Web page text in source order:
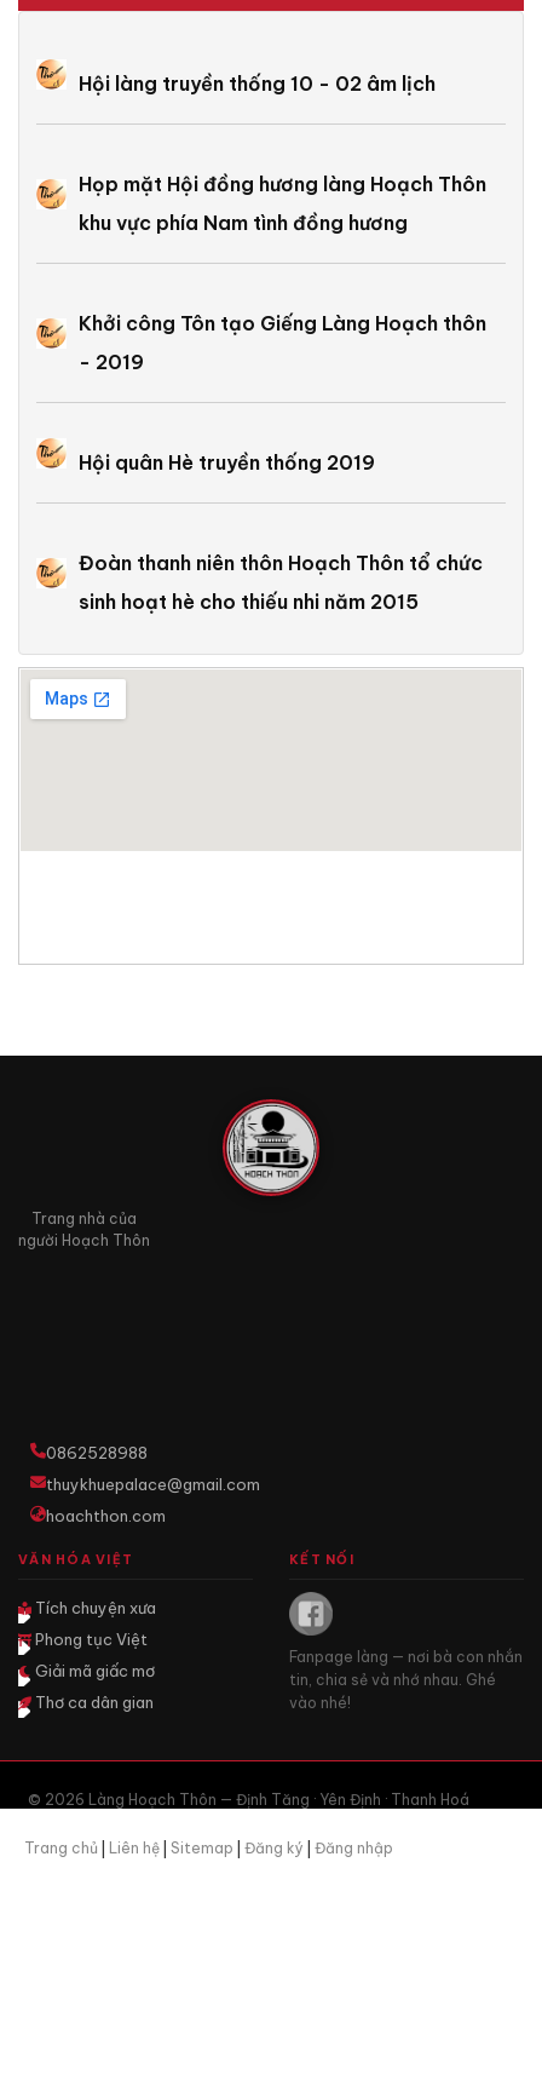
Hội làng truyền thống 10 - 02 âm lịch
Họp mặt Hội đồng hương làng Hoạch Thôn
khu vực phía Nam tình đồng hương
Khởi công Tôn tạo Giếng Làng Hoạch thôn
- 2019
Hội quân Hè truyền thống 2019
Đoàn thanh niên thôn Hoạch Thôn tổ chức
sinh hoạt hè cho thiếu nhi năm 2015
Trang nhà của
người Hoạch Thôn
0862528988
thuykhuepalace@gmail.com
hoachthon.com
VĂN HÓA VIỆT
Tích chuyện xưa
Phong tục Việt
Giải mã giấc mơ
Thơ ca dân gian
KẾT NỐI
Fanpage làng — nơi bà con nhắn
tin, chia sẻ và nhớ nhau. Ghé
vào nhé!
© 2026 Làng Hoạch Thôn — Định Tăng · Yên Định · Thanh Hoá
Trang chủ Liên hệ Sitemap Đăng ký Đăng nhập